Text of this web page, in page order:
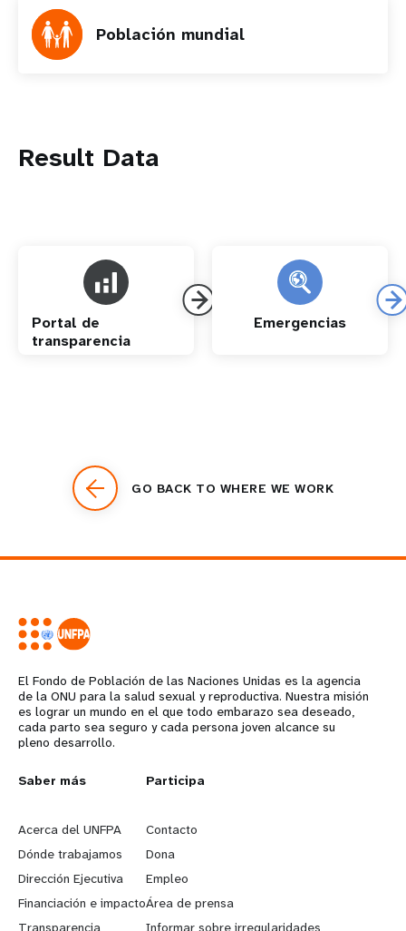
Población mundial
Result Data
Portal de
transparencia
Emergencias
GO BACK TO WHERE WE WORK
El Fondo de Población de las Naciones Unidas es la agencia
de la ONU para la salud sexual y reproductiva. Nuestra misión
es lograr un mundo en el que todo embarazo sea deseado,
cada parto sea seguro y cada persona joven alcance su
pleno desarrollo.
L
e
a
r
Saber más
Acerca del UNFPA
Dónde trabajamos
Dirección Ejecutiva
Financiación e impacto
Transparencia
G
o
b
e
Participa
Contacto
Dona
Empleo
Área de prensa
Informar sobre irregularidades